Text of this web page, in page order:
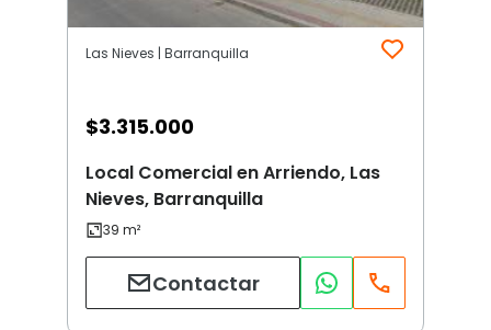
Las Nieves | Barranquilla
$3.315.000
Local Comercial en Arriendo, Las
Nieves, Barranquilla
Contactar